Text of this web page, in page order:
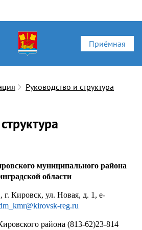
Приёмная
Руководство и структура
муниципального района
области
г. Кировск, ул. Новая, д. 1, e-
reg.ru
района (813-62)23-814